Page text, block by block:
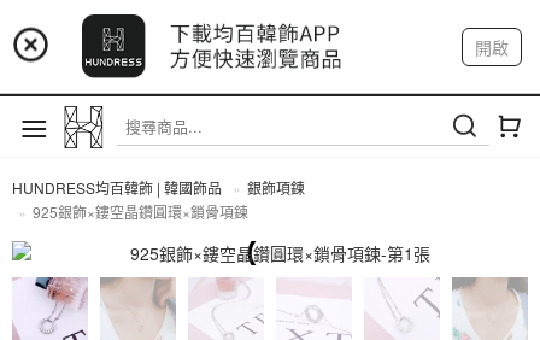
📢 市集預告：9/4-9/6 淡水捷運站
📢 市集預告：9/12-9/13 八里海巡基地
📢 市集預告：8/22-8/23 桃園青埔置地廣場
開啟
註冊 我的帳戶
HUNDRESS均百韓飾 | 韓國飾品
銀飾項鍊
925銀飾×鏤空晶鑽圓環×鎖骨項鍊
全部商品